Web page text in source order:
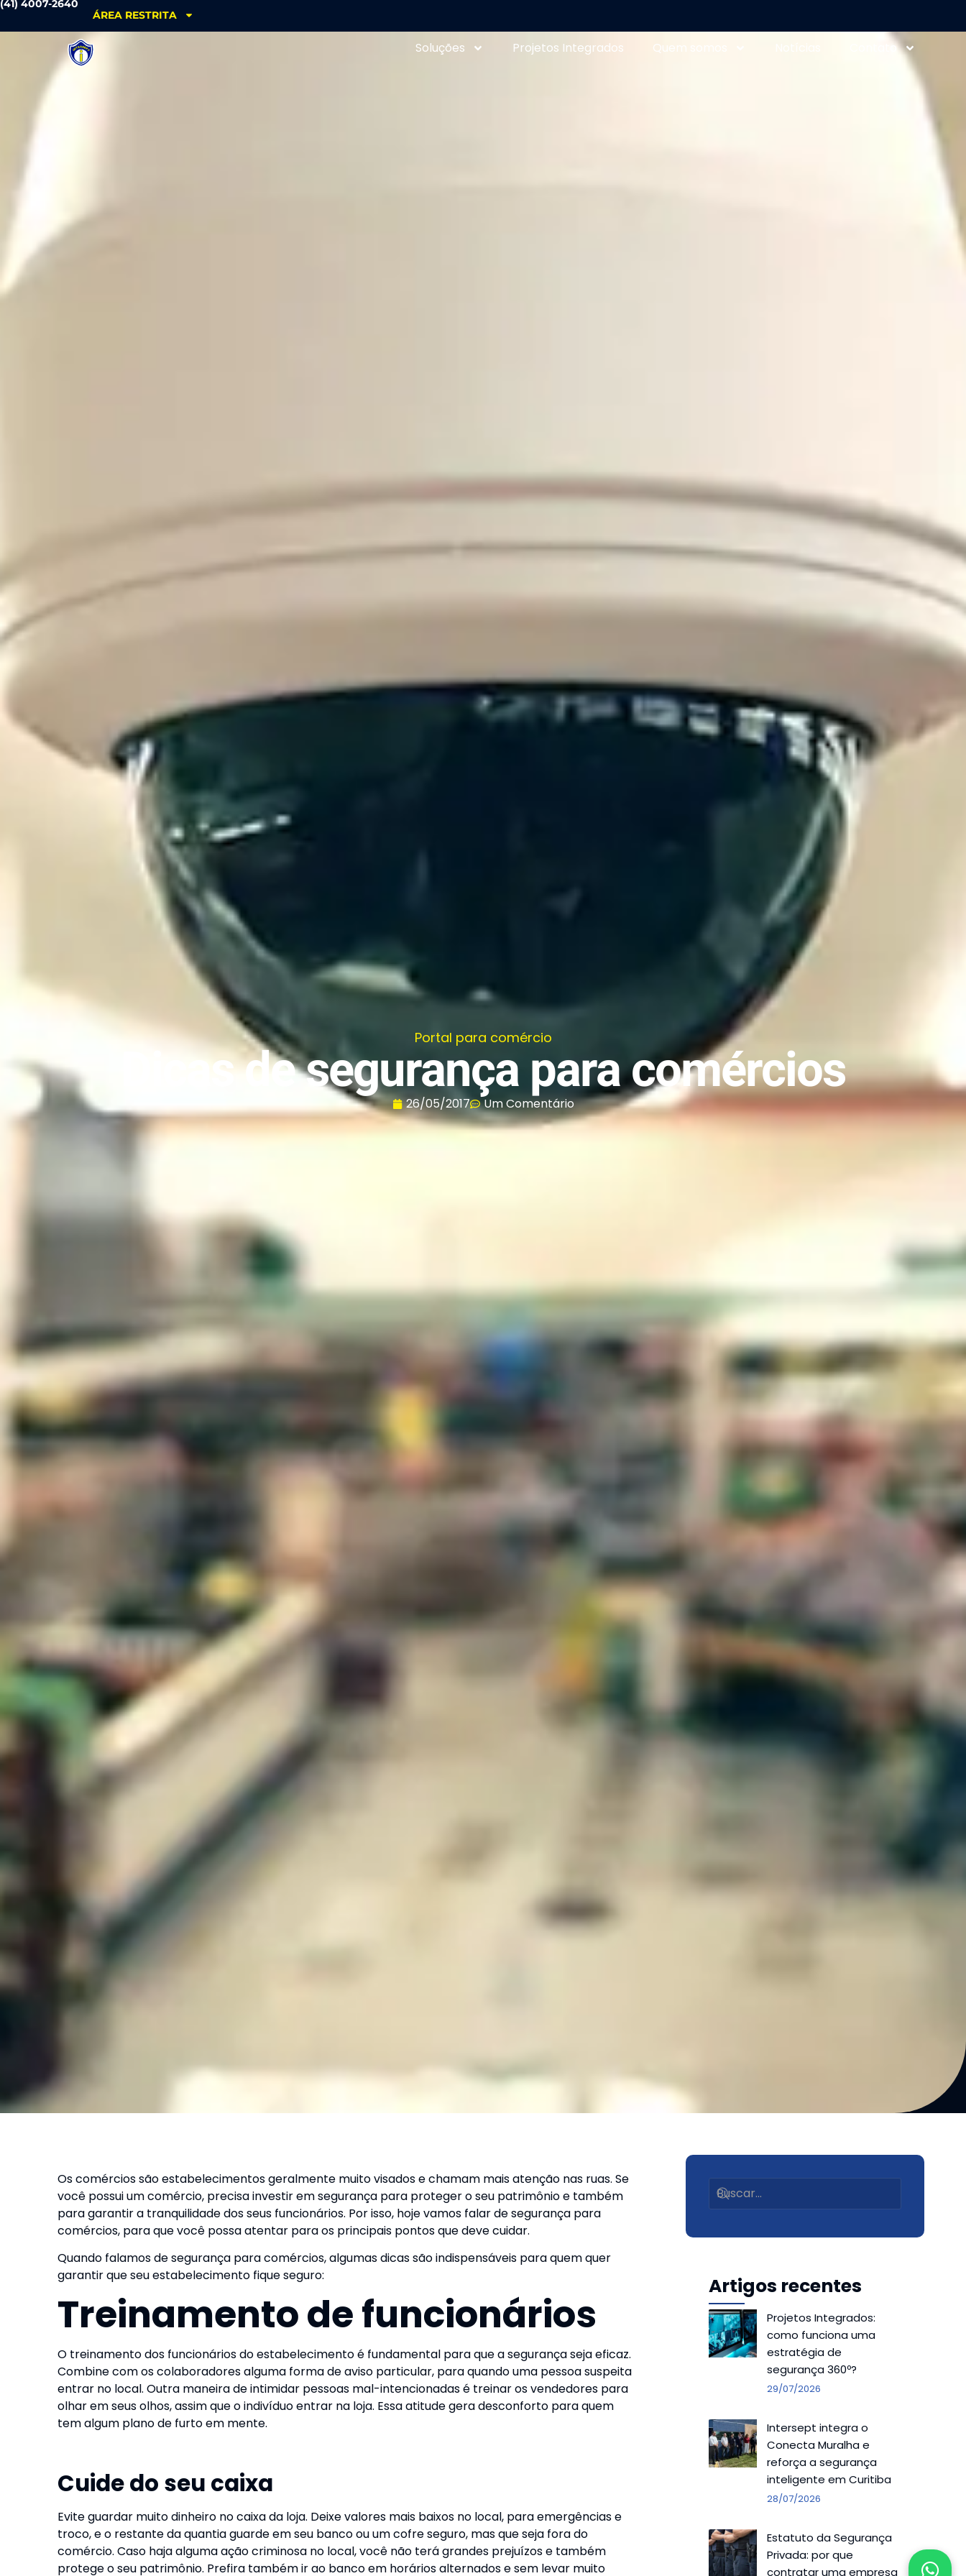
(41) 4007-2640
ÁREA RESTRITA
Soluções Projetos Integrados Quem somos Contato
Portal para comércio
Dicas de segurança para comércios
26/05/2017 Um Comentário
Os comércios são estabelecimentos geralmente muito visados e chamam mais atenção nas ruas. Se
você possui um comércio, precisa investir em segurança para proteger o seu patrimônio e também
para garantir a tranquilidade dos seus funcionários. Por isso, hoje vamos falar de segurança para
comércios, para que você possa atentar para os principais pontos que deve cuidar.
Quando falamos de segurança para comércios, algumas dicas são indispensáveis para quem quer
garantir que seu estabelecimento fique seguro:
Treinamento de funcionários
O treinamento dos funcionários do estabelecimento é fundamental para que a segurança seja eficaz.
Combine com os colaboradores alguma forma de aviso particular, para quando uma pessoa suspeita
entrar no local. Outra maneira de intimidar pessoas mal-intencionadas é treinar os vendedores para
olhar em seus olhos, assim que o indivíduo entrar na loja. Essa atitude gera desconforto para quem
tem algum plano de furto em mente.
Cuide do seu caixa
Evite guardar muito dinheiro no caixa da loja. Deixe valores mais baixos no local, para emergências e
troco, e o restante da quantia guarde em seu banco ou um cofre seguro, mas que seja fora do
comércio. Caso haja alguma ação criminosa no local, você não terá grandes prejuízos e também
protege o seu patrimônio. Prefira também ir ao banco em horários alternados e sem levar muito
Artigos recentes
Projetos Integrados:
como funciona uma
estratégia de
segurança 360º?
29/07/2026
Intersept integra o
Conecta Muralha e
reforça a segurança
inteligente em Curitiba
28/07/2026
Estatuto da Segurança
Privada: por que
contratar uma empresa